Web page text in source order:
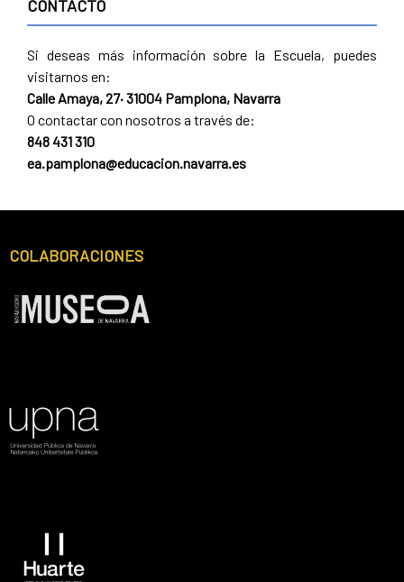
CONTACTO
Si deseas más información sobre la Escuela, puedes
visitarnos en:
Calle Amaya, 27· 31004 Pamplona, Navarra
O contactar con nosotros a través de:
848 431 310
ea.pamplona@educacion.navarra.es
COLABORACIONES